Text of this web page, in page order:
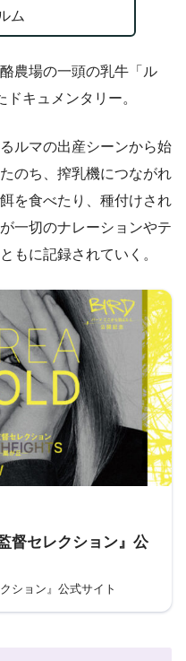
ム
農場の一頭の乳牛「ル
キュメンタリー。
ルマの出産シーンから始
のち、搾乳機につながれ
を食べたり、種付けされ
一切のナレーションやテ
もに記録されていく。
督セレクション』公
ション』公式サイト